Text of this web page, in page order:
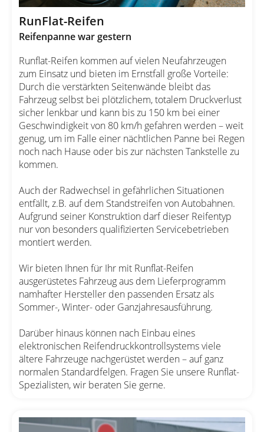
RunFlat-Reifen
Reifenpanne war gestern
Runflat-Reifen kommen auf vielen Neufahrzeugen
zum Einsatz und bieten im Ernstfall große Vorteile:
Durch die verstärkten Seitenwände bleibt das
Fahrzeug selbst bei plötzlichem, totalem Druckverlust
sicher lenkbar und kann bis zu 150 km bei einer
Geschwindigkeit von 80 km/h gefahren werden – weit
genug, um im Falle einer nächtlichen Panne bei Regen
noch nach Hause oder bis zur nächsten Tankstelle zu
kommen.
Auch der Radwechsel in gefährlichen Situationen
entfällt, z.B. auf dem Standstreifen von Autobahnen.
Aufgrund seiner Konstruktion darf dieser Reifentyp
nur von besonders qualifizierten Servicebetrieben
montiert werden.
Wir bieten Ihnen für Ihr mit Runflat-Reifen
ausgerüstetes Fahrzeug aus dem Lieferprogramm
namhafter Hersteller den passenden Ersatz als
Sommer-, Winter- oder Ganzjahresausführung.
Darüber hinaus können nach Einbau eines
elektronischen Reifendruckkontrollsystems viele
ältere Fahrzeuge nachgerüstet werden – auf ganz
normalen Standardfelgen. Fragen Sie unsere Runflat-
Spezialisten, wir beraten Sie gerne.